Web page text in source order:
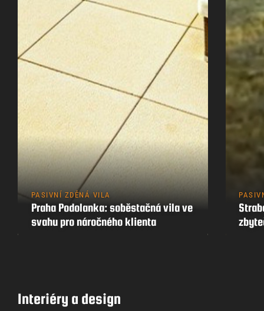
Kontakty
PASIVNÍ ZDĚNÁ VILA
Praha Podolanka: soběstačná vila ve
svahu pro náročného klienta
Interiéry a design